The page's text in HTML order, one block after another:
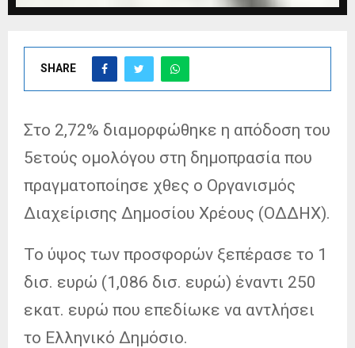
SHARE
Στο 2,72% διαμορφώθηκε η απόδοση του
5ετούς ομολόγου στη δημοπρασία που
πραγματοποίησε χθες ο Οργανισμός
Διαχείρισης Δημοσίου Χρέους (ΟΔΔΗΧ).
Το ύψος των προσφορών ξεπέρασε το 1
δισ. ευρώ (1,086 δισ. ευρώ) έναντι 250
εκατ. ευρώ που επεδίωκε να αντλήσει
το Ελληνικό Δημόσιο.